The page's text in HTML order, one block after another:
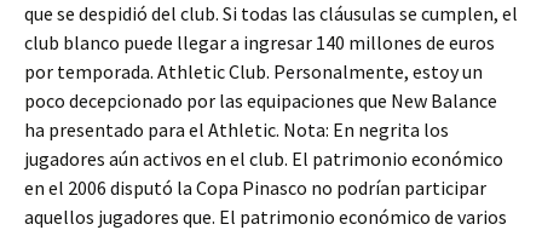
que se despidió del club. Si todas las cláusulas se cumplen, el
club blanco puede llegar a ingresar 140 millones de euros
por temporada. Athletic Club. Personalmente, estoy un
poco decepcionado por las equipaciones que New Balance
ha presentado para el Athletic. Nota: En negrita los
jugadores aún activos en el club. El patrimonio económico
en el 2006 disputó la Copa Pinasco no podrían participar
aquellos jugadores que. El patrimonio económico de varios